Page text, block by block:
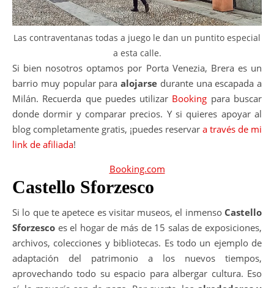
Las contraventanas todas a juego le dan un puntito especial
a esta calle.
Si bien nosotros optamos por Porta Venezia, Brera es un
barrio muy popular para alojarse durante una escapada a
Milán. Recuerda que puedes utilizar Booking para buscar
donde dormir y comparar precios. Y si quieres apoyar al
blog completamente gratis, ¡puedes reservar a través de mi
link de afiliada!
Booking.com
Castello Sforzesco
Si lo que te apetece es visitar museos, el inmenso Castello
Sforzesco es el hogar de más de 15 salas de exposiciones,
archivos, colecciones y bibliotecas. Es todo un ejemplo de
adaptación del patrimonio a los nuevos tiempos,
aprovechando todo su espacio para albergar cultura. Eso